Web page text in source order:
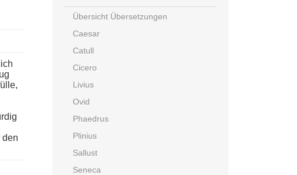
den
Übersicht Übersetzungen
Caesar
Catull
Cicero
Livius
Ovid
Phaedrus
Plinius
Sallust
Seneca